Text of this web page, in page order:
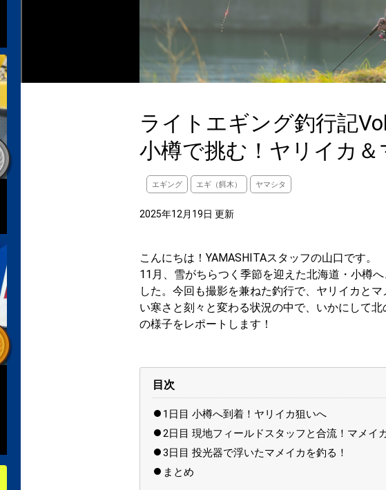
ライトエギング釣行記
小樽で挑む！ヤリイカ＆
エギング エギ（餌木） ヤマシタ
2025年12月19日 更新
こんにちは！YAMASHITAスタッフの山口です。
11月、雪がちらつく季節を迎えた北海道・小樽
した。今回も撮影を兼ねた釣行で、ヤリイカと
い寒さと刻々と変わる状況の中で、いかにして
の様子をレポートします！
目次
1日目 小樽へ到着！ヤリイカ狙いへ
2日目 現地フィールドスタッフと合流！マメイ
3日目 投光器で浮いたマメイカを釣る！
まとめ